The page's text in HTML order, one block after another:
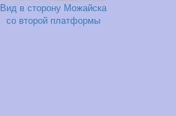
Вид в сторону Можайска
со второй платформы